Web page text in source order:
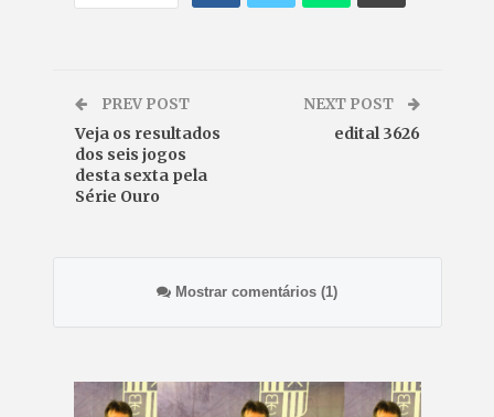
PREV POST
Veja os resultados
dos seis jogos
desta sexta pela
Série Ouro
NEXT POST
edital 3626
Mostrar comentários (1)